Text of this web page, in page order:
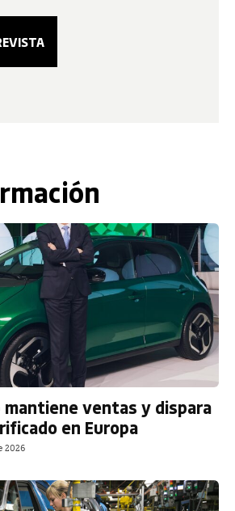
mantiene ventas y dispara
en Europa
2026